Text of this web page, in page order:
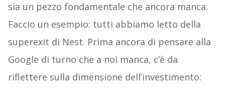
sia un pezzo fondamentale che ancora manca.
Faccio un esempio: tutti abbiamo letto della
superexit di Nest. Prima ancora di pensare alla
Google di turno che a noi manca, c’è da
riflettere sulla dimensione dell’investimento: